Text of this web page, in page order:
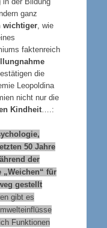
ganz
wichtiger, wie
faktenreich
die
Leopoldina
nicht nur die
Kindheit….:
50 Jahre
der
für
gestellt
gibt es
Funktionen